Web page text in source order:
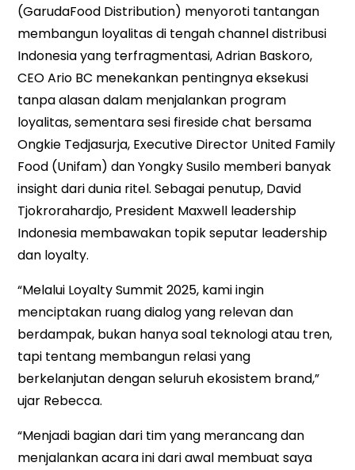
(GarudaFood Distribution) menyoroti tantangan
membangun loyalitas di tengah channel distribusi
Indonesia yang terfragmentasi, Adrian Baskoro,
CEO Ario BC menekankan pentingnya eksekusi
tanpa alasan dalam menjalankan program
loyalitas, sementara sesi fireside chat bersama
Ongkie Tedjasurja, Executive Director United Family
Food (Unifam) dan Yongky Susilo memberi banyak
insight dari dunia ritel. Sebagai penutup, David
Tjokrorahardjo, President Maxwell leadership
Indonesia membawakan topik seputar leadership
dan loyalty.
“Melalui Loyalty Summit 2025, kami ingin
menciptakan ruang dialog yang relevan dan
berdampak, bukan hanya soal teknologi atau tren,
tapi tentang membangun relasi yang
berkelanjutan dengan seluruh ekosistem brand,”
ujar Rebecca.
“Menjadi bagian dari tim yang merancang dan
menjalankan acara ini dari awal membuat saya